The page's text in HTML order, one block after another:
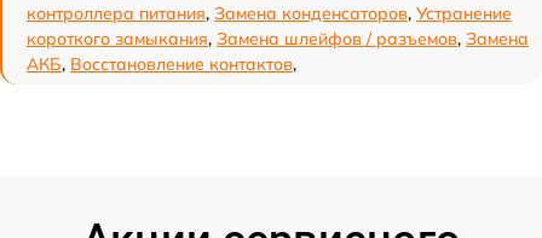
контроллера питания, Замена конденсаторов, Устранение
короткого замыкания, Замена шлейфов / разъемов, Замена
АКБ, Восстановление контактов,